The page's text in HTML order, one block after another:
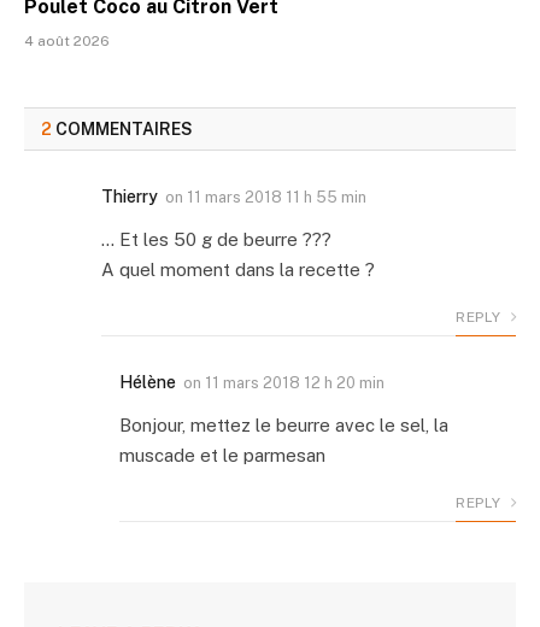
Poulet Coco au Citron Vert
4 août 2026
2 COMMENTAIRES
Thierry on 11 mars 2018 11 h 55 min
… Et les 50 g de beurre ???
A quel moment dans la recette ?
REPLY
Hélène on 11 mars 2018 12 h 20 min
Bonjour, mettez le beurre avec le sel, la
muscade et le parmesan
REPLY